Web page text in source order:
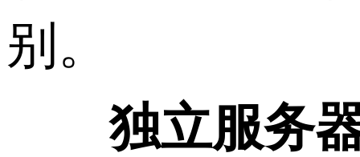
别。
独立服务